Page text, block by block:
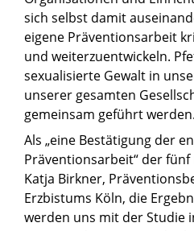
sich selbst damit
eigene Präventionsarbeit
und weiterzuentwickeln.
sexualisierte Gewalt in
unserer gesamten
gemeinsam geführt
Als „eine Bestätigung der
Präventionsarbeit“ der
Katja Birkner,
Erzbistums Köln, die
werden uns mit der Studie